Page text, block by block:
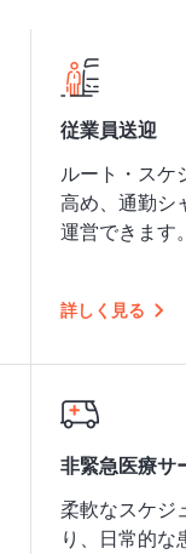
従業員送迎
ルート・スケ
高め、通勤シ
運営できます。
詳しく見る
非緊急医療サ
柔軟なスケジ
り、日常的な